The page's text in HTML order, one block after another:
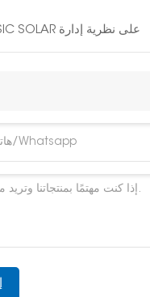
مع فريق محترف من ذوي الخبرة في مجال الطاقة الشمسية لمدة 10 سنوات، تصر شركة SIC SOLAR على نظرية إدارة